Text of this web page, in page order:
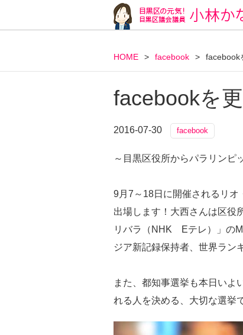
HOME > facebook > facebook
facebookを
2016-07-30 facebook
～目黒区役所からパラリンピ
9月7～18日に開催されるリオ
出場します！大西さんは区役
リバラ（NHK Eテレ）」の
ジア新記録保持者、世界ラン
また、都知事選挙も本日いよ
れる人を決める、大切な選挙